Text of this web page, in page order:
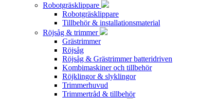
Robotgräsklippare
Robotgräsklippare
Tillbehör & installationsmaterial
Röjsåg & trimmer
Grästrimmer
Röjsåg
Röjsåg & Grästrimmer batteridriven
Kombimaskiner och tillbehör
Röjklingor & slyklingor
Trimmerhuvud
Trimmertråd & tillbehör